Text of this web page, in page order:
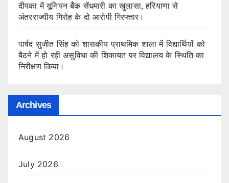
दीपका में यूनियन बैंक सेंधमारी का खुलासा, हरियाणा से
अंतरराज्यीय गिरोह के दो आरोपी गिरफ्तार।
पार्षद सुजीत सिंह को शासकीय प्राथमिक शाला में विद्यार्थियों को
बैठने में हो रही असुविधा की शिकायत पर विद्यालय के स्थिति का
निरीक्षण किया।
Archives
August 2026
July 2026